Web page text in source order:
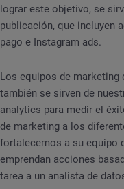
lograr este objetivo, se
publicación, que incluyen
pago e Instagram ads.
Los equipos de marketing
también se sirven de
analytics para medir el
de marketing a los
fortalecemos a su equipo
emprendan acciones
tarea a un analista de